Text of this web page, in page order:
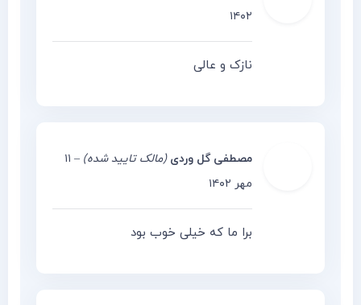
۱۴۰۲
نازک و عالی
مصطفی گل وردی(مالک تایید شده) – ۱۱
مهر ۱۴۰۲
برا ما که خیلی خوب بود‌